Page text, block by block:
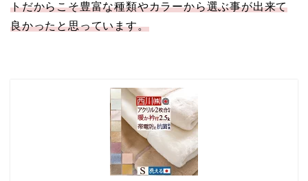
トだからこそ豊富な種類やカラーから選ぶ事が出来て
良かったと思っています。